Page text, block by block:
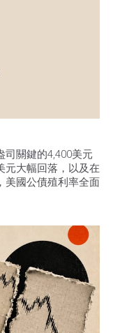
司關鍵的4,400美元
元大幅回落，以及在
美國公債殖利率全面